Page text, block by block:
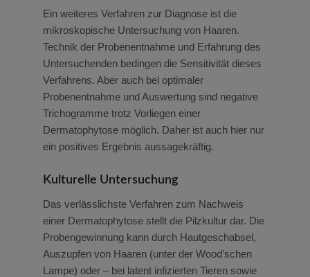
Ein weiteres Verfahren zur Diagnose ist die
mikroskopische Untersuchung von Haaren.
Technik der Probenentnahme und Erfahrung des
Untersuchenden bedingen die Sensitivität dieses
Verfahrens. Aber auch bei optimaler
Probenentnahme und Auswertung sind negative
Trichogramme trotz Vorliegen einer
Dermatophytose möglich. Daher ist auch hier nur
ein positives Ergebnis aussagekräftig.
Kulturelle Untersuchung
Das verlässlichste Verfahren zum Nachweis
einer Dermatophytose stellt die Pilzkultur dar. Die
Probengewinnung kann durch Hautgeschabsel,
Auszupfen von Haaren (unter der Wood’schen
Lampe) oder – bei latent infizierten Tieren sowie